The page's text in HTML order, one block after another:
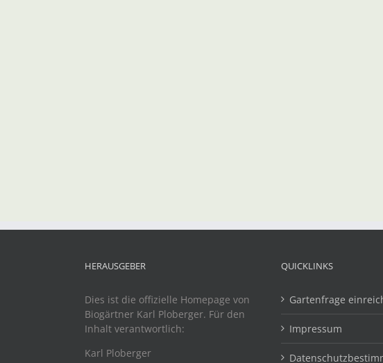
HERAUSGEBER
Dies ist die offizielle Homepage von
Biogärtner Karl Ploberger. Für den
Inhalt verantwortlich:
Karl Ploberger
QUICKLINKS
Gartenfrage
Impressum